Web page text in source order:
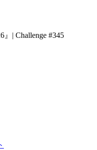
| Challenge #345